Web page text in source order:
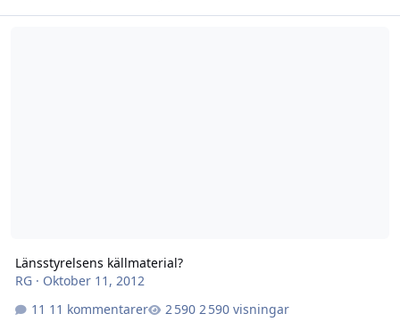
Länsstyrelsens källmaterial?
RG· Oktober 11, 2012
11 kommentarer
2 590 visningar